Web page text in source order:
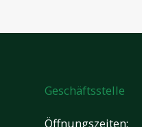
Geschäftsstelle
Öffnungszeiten: